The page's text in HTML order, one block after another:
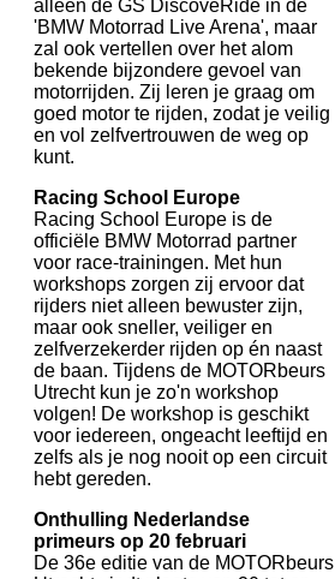
alleen de GS DiscoveRide in de
'BMW Motorrad Live Arena', maar
zal ook vertellen over het alom
bekende bijzondere gevoel van
motorrijden. Zij leren je graag om
goed motor te rijden, zodat je veilig
en vol zelfvertrouwen de weg op
kunt.
Racing School Europe
Racing School Europe is de
officiële BMW Motorrad partner
voor race-trainingen. Met hun
workshops zorgen zij ervoor dat
rijders niet alleen bewuster zijn,
maar ook sneller, veiliger en
zelfverzekerder rijden op én naast
de baan. Tijdens de MOTORbeurs
Utrecht kun je zo'n workshop
volgen! De workshop is geschikt
voor iedereen, ongeacht leeftijd en
zelfs als je nog nooit op een circuit
hebt gereden.
Onthulling Nederlandse
primeurs op 20 februari
De 36e editie van de MOTORbeurs